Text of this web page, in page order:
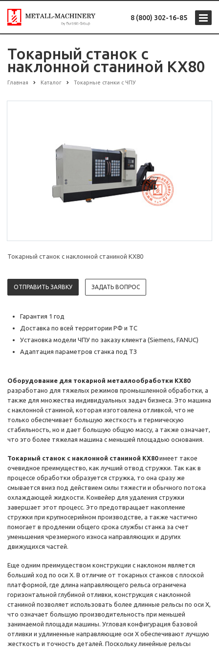
8 (800) 302-16-85
Токарный станок с
наклонной станиной KX80
Главная Каталог Токарные станки с ЧПУ
Токарный станок с наклонной станиной KX80
ОТПРАВИТЬ ЗАЯВКУ ЗАДАТЬ ВОПРОС
Гарантия 1 год
Доставка по всей территории РФ и ТС
Установка модели ЧПУ по заказу клиента (Siemens, FANUC)
Адаптация параметров станка под ТЗ
Оборудование для токарной металлообработки KX80
разработано для тяжелых режимов промышленной обработки, а
также для множества индивидуальных задач бизнеса. Это машина
с наклонной станиной, которая изготовлена отливкой, что не
только обеспечивает большую жесткость и термическую
стабильность, но и дает большую общую массу, а также означает,
что это более тяжелая машина с меньшей площадью основания.
Токарный станок с наклонной станиной KX80имеет такое
очевидное преимущество, как лучший отвод стружки. Так как в
процессе обработки образуется стружка, то она сразу же
смывается вниз под действием силы тяжести и обычного потока
охлаждающей жидкости. Конвейер для удаления стружки
завершает этот процесс. Это предотвращает накопление
стружки при крупносерийном производстве, а также частично
помогает в продлении общего срока службы станка за счет
уменьшения чрезмерного износа направляющих и других
движущихся частей.
Еще одним преимуществом конструкции с наклоном является
больший ход по оси X. В отличие от токарных станков с плоской
платформой, где длина направляющего рельса ограничена
горизонтальной глубиной отливки, конструкция с наклонной
станиной позволяет использовать более длинные рельсы по оси X,
что означает большую производительность при меньшей
занимаемой площади машины. Угловая конфигурация базовой
отливки и удлиненные направляющие оси X обеспечивают лучшую
жесткость и точность деталей. Поскольку линейные рельсы